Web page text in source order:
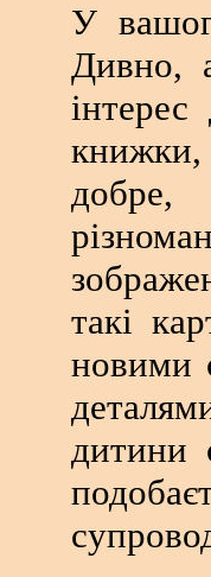
У
Дивно,
книжки,
добре,
такі
новими
дитини